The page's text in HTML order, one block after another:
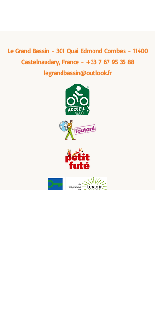
Le Grand Bassin - 301 Quai Edmond Combes - 11400
Castelnaudary, France - +33 7 67 95 35 88
legrandbassin@outlook.fr